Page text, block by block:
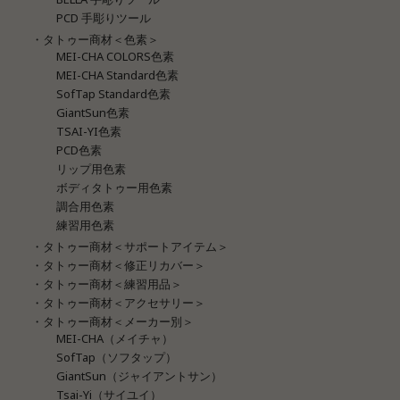
PCD 手彫りツール
・タトゥー商材＜色素＞
MEI-CHA COLORS色素
MEI-CHA Standard色素
SofTap Standard色素
GiantSun色素
TSAI-YI色素
PCD色素
リップ用色素
ボディタトゥー用色素
調合用色素
練習用色素
・タトゥー商材＜サポートアイテム＞
・タトゥー商材＜修正リカバー＞
・タトゥー商材＜練習用品＞
・タトゥー商材＜アクセサリー＞
・タトゥー商材＜メーカー別＞
MEI-CHA（メイチャ）
SofTap（ソフタップ）
GiantSun（ジャイアントサン）
Tsai-Yi（サイユイ）